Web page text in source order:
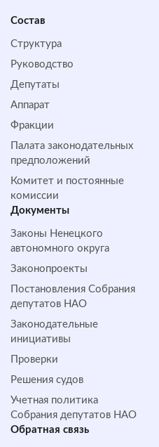
Состав
Структура
Руководство
Депутаты
Аппарат
Фракции
Палата законодательных
предположений
Комитет и постоянные
комиссии
Документы
Законы Ненецкого
автономного округа
Законопроекты
Постановления Собрания
депутатов НАО
Законодательные
инициативы
Проверки
Решения судов
Учетная политика
Собрания депутатов НАО
Обратная cвязь